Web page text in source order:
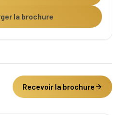
la brochure
Recevoir la brochure